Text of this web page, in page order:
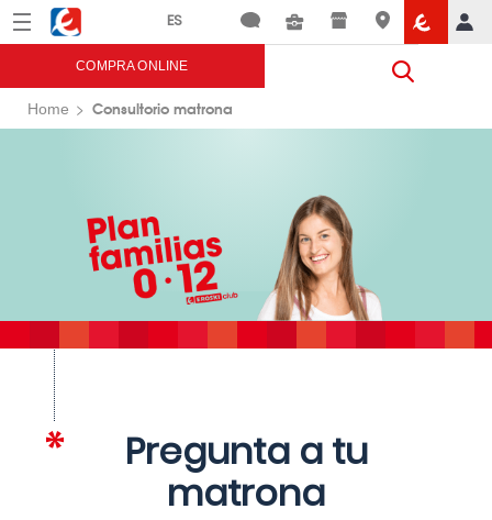
Menú Eroski
COMPRA ONLINE
Home Consultorio matrona
Pregunta a tu
matrona